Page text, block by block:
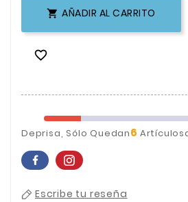
 AÑADIR AL CARRITO

Deprisa, Sólo Quedan6
Escribe tu reseña